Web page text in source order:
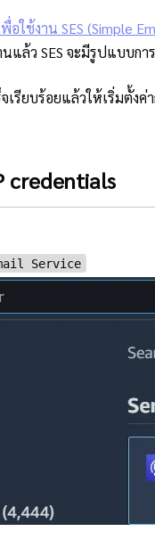
อใช้งาน SES (Simple
แล้ว SES จะมีรูปแบบกา
รียบร้อยแล้วให้เริ่มตั้งค่า
credentials
Service